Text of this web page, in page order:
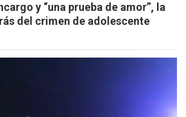
y “una prueba de amor”, la
del crimen de adolescente